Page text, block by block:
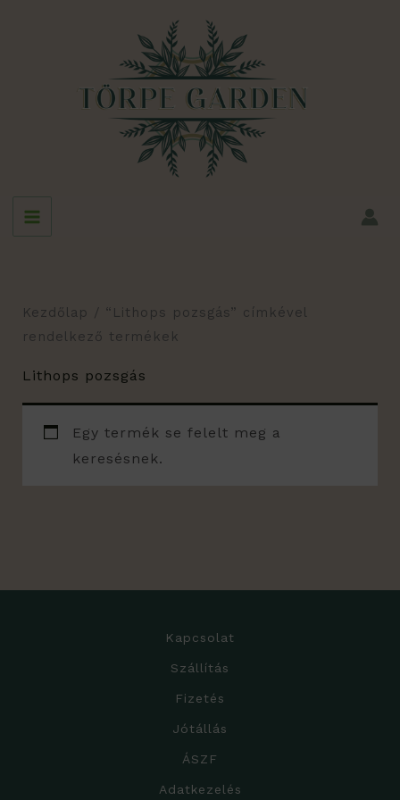
Kezdőlap / “Lithops pozsgás” címkével
rendelkező termékek
Lithops pozsgás
Egy termék se felelt meg a
keresésnek.
Kapcsolat
Szállítás
Fizetés
Jótállás
ÁSZF
Adatkezelés